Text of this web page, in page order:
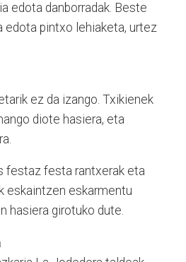
edota danborradak. Beste
edota pintxo lehiaketa, urtez
ez da izango. Txikienek
diote hasiera, eta
festaz festa rantxerak eta
eskaintzen eskarmentu
hasiera girotuko dute.